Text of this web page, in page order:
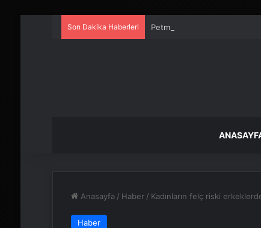
Son Dakika Haberleri Petmona : Kedi Maması ve
Anasayfa / Haber / Kadınların felç riski
Haber